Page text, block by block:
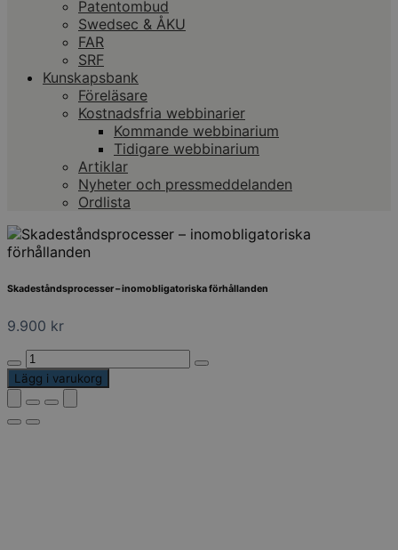
Patentombud
Swedsec & ÅKU
FAR
SRF
Kunskapsbank
Föreläsare
Kostnadsfria webbinarier
Kommande webbinarium
Tidigare webbinarium
Artiklar
Nyheter och pressmeddelanden
Ordlista
Skadeståndsprocesser – inomobligatoriska förhållanden
9.900 kr
Skadeståndsprocesser
–
inomobligatoriska
förhållanden
mängd
Lägg i varukorg